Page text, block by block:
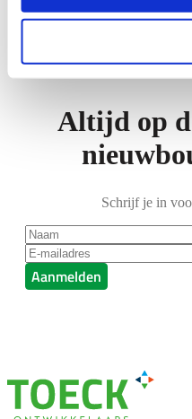
Altijd op
Schrijf je in
Naam
E-mailadres
Aanmelden